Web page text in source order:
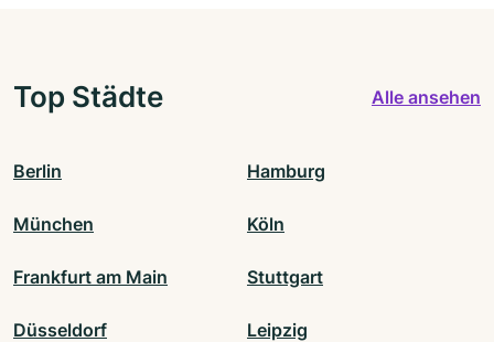
Top Städte Alle ansehen
Berlin Hamburg
München Köln
Frankfurt am Main Stuttgart
Düsseldorf Leipzig